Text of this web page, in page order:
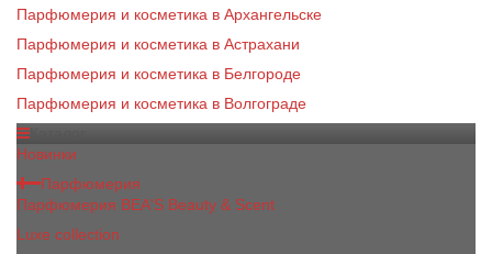
Парфюмерия и косметика в Архангельске
Парфюмерия и косметика в Астрахани
Парфюмерия и косметика в Белгороде
Парфюмерия и косметика в Волгограде
Новинки
Парфюмерия
Парфюмерия BEA'S Beauty & Scent
Luxe collection